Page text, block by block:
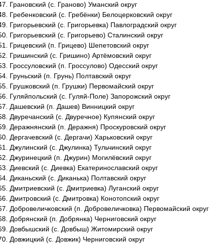
Грановский (с. Граново) Уманский округ
Гребенковский (с. Гребёнки) Белоцерковский округ
Григорьевский (с. Григорьевка) Павлоградский округ
Григорьевский (с. Григорьево) Сталинский округ
Грицевский (п. Грицево) Шепетовский округ
Гришинский (с. Гришино) Артёмовский округ
Гроссуловский (п. Гроссулово) Одесский округ
Груньский (п. Грунь) Полтавский округ
Грушковский (п. Грушки) Первомайский округ
Гуляйпольский (с. Гуляй-Поле) Запорожский округ
Дашевский (п. Дашев) Винницкий округ
Двуречанский (с. Двуречное) Купянский округ
Деражнянский (п. Деражня) Проскуровский округ
Дергачевский (с. Дергачи) Харьковский округ
Джулинский (с. Джулинка) Тульчинский округ
Джуринецкий (п. Джурин) Могилёвский округ
Диевский (с. Диевка) Екатеринославский округ
Диканьский (с. Диканька) Полтавский округ
Дмитриевский (с. Дмитриевка) Луганский округ
Дмитровский (с. Дмитровка) Конотопский округ
Добровеличковский (п. Добровеличковка) Первомайский округ
Добрянский (п. Добрянка) Черниговский округ
Довбышский (с. Довбыш) Житомирский округ
Довжицкий (с. Довжик) Черниговский округ